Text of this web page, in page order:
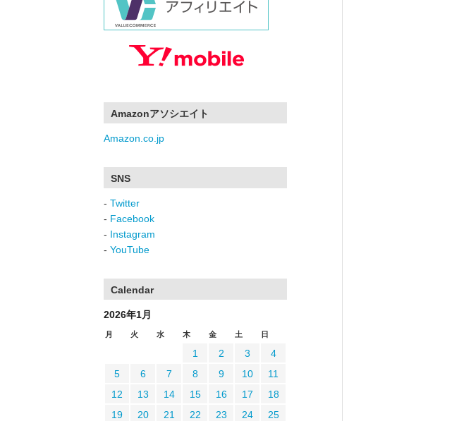
Amazonアソシエイト
Amazon.co.jp
SNS
- Twitter
- Facebook
- Instagram
- YouTube
Calendar
2026年1月
月 火 水 木 金 土 日
1 2 3
4
5
6 7 8 9 10
11
12
13 14 15 16 17
18
19
20 21 22 23 24
25